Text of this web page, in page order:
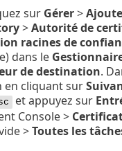
sur Gérer>
>Autorité de
racines de
dans le
de destination.
en cliquant sur
et appuyez sur
Console >
>Toutes les